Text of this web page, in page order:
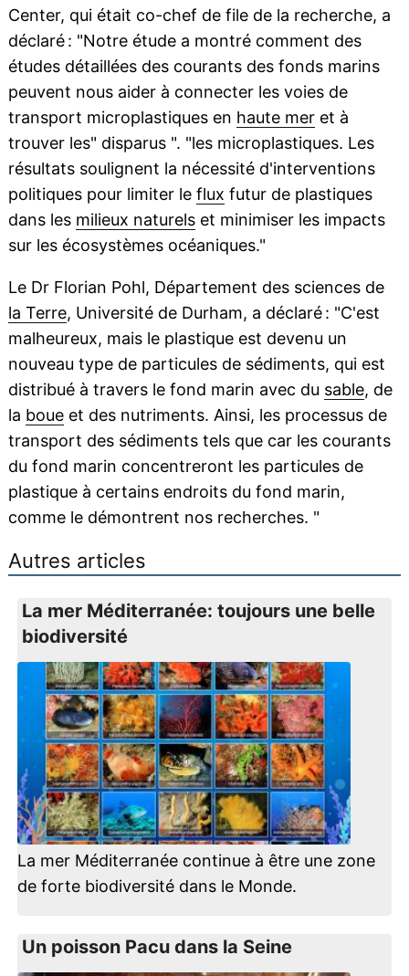
Center, qui était co-chef de file de la recherche, a
déclaré : "Notre étude a montré comment des
études détaillées des courants des fonds marins
peuvent nous aider à connecter les voies de
transport microplastiques en haute meret à
trouver les" disparus ". "les microplastiques. Les
résultats soulignent la nécessité d'interventions
politiques pour limiter le flux futur de plastiques
dans les milieux naturelset minimiser les impacts
sur les écosystèmes océaniques."
Le Dr Florian Pohl, Département des sciences de
la Terre, Université de Durham, a déclaré : "C'est
malheureux, mais le plastique est devenu un
nouveau type de particules de sédiments, qui est
distribué à travers le fond marin avec du sable, de
la boueet des nutriments. Ainsi, les processus de
transport des sédiments tels que car les courants
du fond marin concentreront les particules de
plastique à certains endroits du fond marin,
comme le démontrent nos recherches. "
Autres articles
La mer Méditerranée: toujours une belle
biodiversité
La mer Méditerranée continue à être une zone
de forte biodiversité dans le Monde.
Un poisson Pacu dans la Seine